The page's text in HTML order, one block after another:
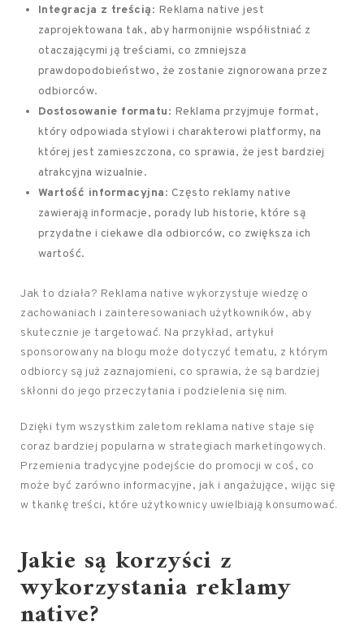
Integracja z treścią: Reklama native jest
zaprojektowana tak, aby harmonijnie współistniać z
otaczającymi ją treściami, co zmniejsza
prawdopodobieństwo, że zostanie zignorowana przez
odbiorców.
Dostosowanie formatu: Reklama przyjmuje format,
który odpowiada stylowi i charakterowi platformy, na
której jest zamieszczona, co sprawia, że jest bardziej
atrakcyjna wizualnie.
Wartość informacyjna: Często reklamy native
zawierają informacje, porady lub historie, które są
przydatne i ciekawe dla odbiorców, co zwiększa ich
wartość.
Jak to działa? Reklama native wykorzystuje wiedzę o
zachowaniach i zainteresowaniach użytkowników, aby
skutecznie je targetować. Na przykład, artykuł
sponsorowany na blogu może dotyczyć tematu, z którym
odbiorcy są już zaznajomieni, co sprawia, że są bardziej
skłonni do jego przeczytania i podzielenia się nim.
Dzięki tym wszystkim zaletom reklama native staje się
coraz bardziej popularna w strategiach marketingowych.
Przemienia tradycyjne podejście do promocji w coś, co
może być zarówno informacyjne, jak i angażujące, wijąc się
w tkankę treści, które użytkownicy uwielbiają konsumować.
Jakie są korzyści z
wykorzystania reklamy
native?